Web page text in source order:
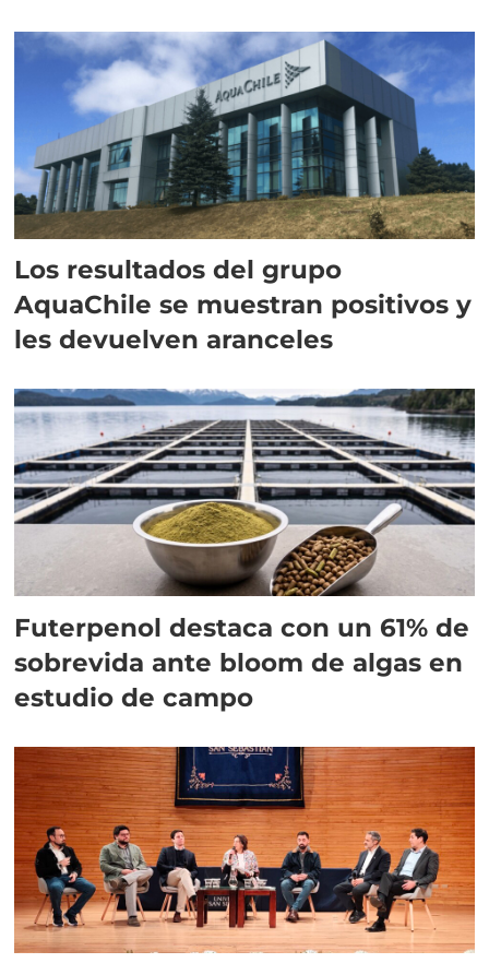
Los resultados del grupo
AquaChile se muestran positivos y
les devuelven aranceles
Futerpenol destaca con un 61% de
sobrevida ante bloom de algas en
estudio de campo